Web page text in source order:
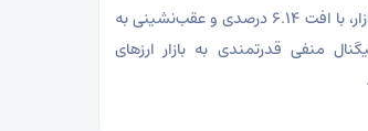
بیت‌کوین، به‌عنوان لیدر بازار، با افت ۶.۱۴ درصدی و عقب‌نشینی به
سیگنال منفی قدرتمندی به بازار ارز‌های